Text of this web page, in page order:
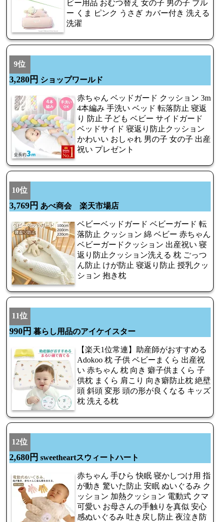
ビー用品 おむつ替え 女の子 男の子 ブル
ー くま ピンク うさぎ カバー付き 洗える
洗濯
9位
3,280円 ショップワールド
赤ちゃん ベッドガード クッション 3m
4本編み 手洗い ベッド 転落防止 寝返
り 防止 子ども ベビー サイドガード
ベッドサイド 寝返り防止クッション
かわいい おしゃれ 男の子 女の子 出産
祝い プレゼント
10位
3,769円 あべ商会 楽天市場店
ベビーベッドガード ベビーガード 転
落防止 クッション 綿 ベビー 赤ちゃん
ベビーガードクッション 出産祝い 寝
返り防止クッション洗える 枕 ごっつ
ん防止 けが防止 寝返り防止 授乳クッ
ション 抱き枕
11位
990円 暮らし用品のアイケイスター
【楽天1位常連】助産師がおすすめる
Adokoo 枕 子供 ベビーまくら 出産祝
い 赤ちゃん 枕 向き 癖子供まくら 子
供枕 まくら 肩こり 向き癖防止枕 絶壁
頭 斜頭 変形 頭の形が良くなる キッズ
枕 洗える枕
12位
2,680円 sweetheartスウィートハート
赤ちゃん 手ひら 快眠 寝かしつけ用 指
が動き 驚いた防止 安眠 ぬいぐるみ ク
ッション 加熱クッション 電動式 クマ
可愛い お母さんの手触りを真似 安心
感ぬいぐるみ 吐き戻し防止 夜泣き防